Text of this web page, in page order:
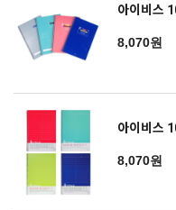
아이비스
8,070원
아이비스
8,070원